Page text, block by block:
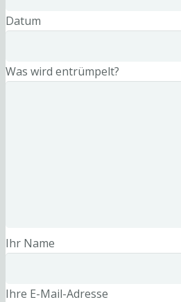
Datum
Was wird entrümpelt?
Ihr Name
Ihre E-Mail-Adresse